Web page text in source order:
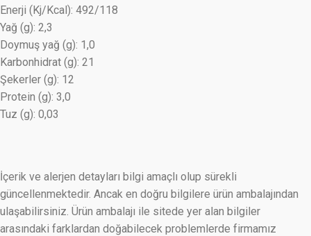
Enerji (Kj/Kcal): 492/118
Yağ (g): 2,3
Doymuş yağ (g): 1,0
Karbonhidrat (g): 21
Şekerler (g): 12
Protein (g): 3,0
Tuz (g): 0,03
İçerik ve alerjen detayları bilgi amaçlı olup sürekli
güncellenmektedir. Ancak en doğru bilgilere ürün ambalajından
ulaşabilirsiniz. Ürün ambalajı ile sitede yer alan bilgiler
arasındaki farklardan doğabilecek problemlerde firmamız